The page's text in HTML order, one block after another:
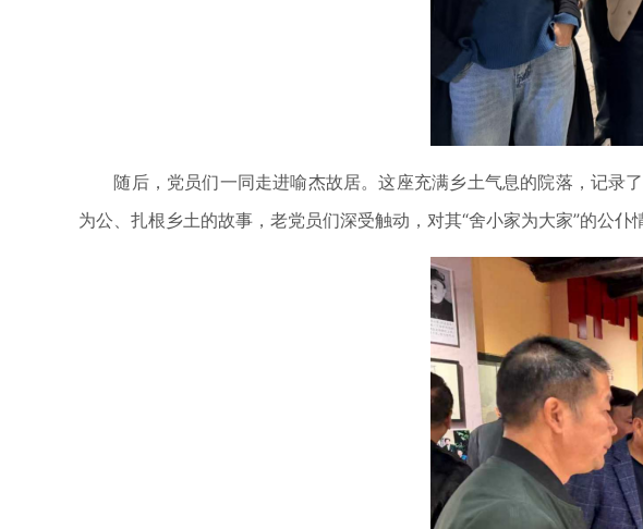
随后，党员们一同走进喻杰故居。这座充满乡土气息的院落，记录
为公、扎根乡土的故事，老党员们深受触动，对其“舍小家为大家”的公仆